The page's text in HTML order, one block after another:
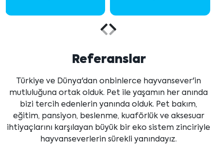
Önceki
içeriği
göster
içeriği
göster
Referanslar
Türkiye ve Dünya'dan onbinlerce hayvansever'in
mutluluğuna ortak olduk. Pet ile yaşamın her anında
bizi tercih edenlerin yanında olduk. Pet bakım,
eğitim, pansiyon, beslenme, kuaförlük ve aksesuar
ihtiyaçlarını karşılayan büyük bir eko sistem zinciriyle
hayvanseverlerin sürekli yanındayız.